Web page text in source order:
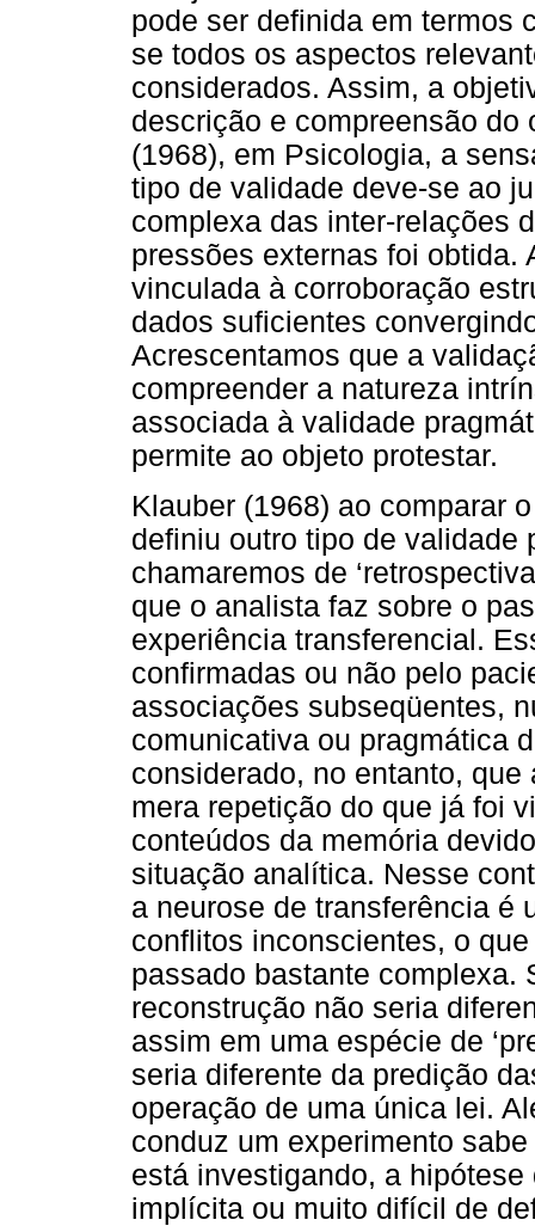
pode ser definida em termos
se todos os aspectos
considerados. Assim, a
descrição e compreensão do
(1968), em Psicologia, a
tipo de validade deve-se ao
complexa das inter-relações
pressões externas foi obtida.
vinculada à corroboração
dados suficientes
Acrescentamos que a
compreender a natureza
associada à validade
permite ao objeto protestar.
Klauber (1968) ao comparar
definiu outro tipo de validade
chamaremos de
que o analista faz sobre o
experiência transferencial.
confirmadas ou não pelo
associações subseqüentes,
comunicativa ou pragmática
considerado, no entanto,
mera repetição do que já foi
conteúdos da memória
situação analítica. Nesse
a neurose de transferência é
conflitos inconscientes, o
passado bastante complexa.
reconstrução não seria
assim em uma espécie de
seria diferente da predição
operação de uma única lei.
conduz um experimento
está investigando, a
implícita ou muito difícil de